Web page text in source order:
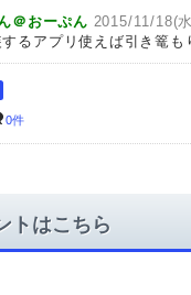
＠おーぷん 2015/11/18(
るアプリ使えば引き篭も
0件
トはこちら